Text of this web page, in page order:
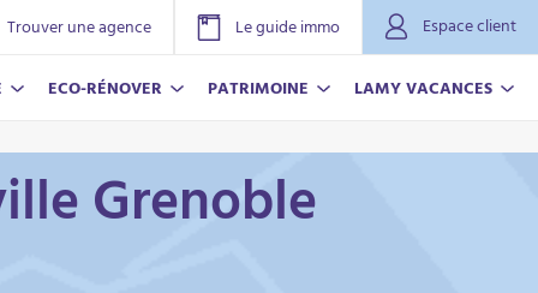
Trouver une agence Le guide immo
Espace client
ECO-RÉNOVER PATRIMOINE LAMY VACANCES
Grenoble